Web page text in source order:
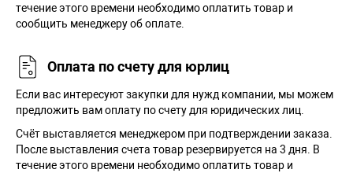
течение этого времени необходимо оплатить товар и
сообщить менеджеру об оплате.
Оплата по счету для юрлиц
Если вас интересуют закупки для нужд компании, мы можем
предложить вам оплату по счету для юридических лиц.
Счёт выставляется менеджером при подтверждении заказа.
После выставления счета товар резервируется на 3 дня. В
течение этого времени необходимо оплатить товар и